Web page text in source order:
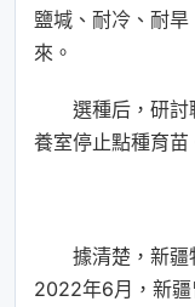
鹽堿、耐冷、耐
來。
選種后，研
養室停止點種育苗
據清楚，新疆
2022年6月，新